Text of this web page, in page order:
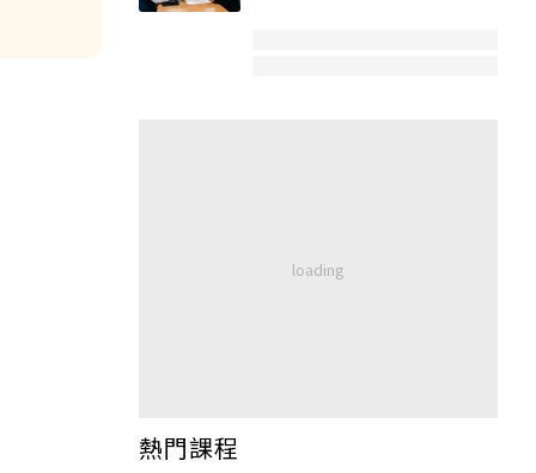
熱門課程